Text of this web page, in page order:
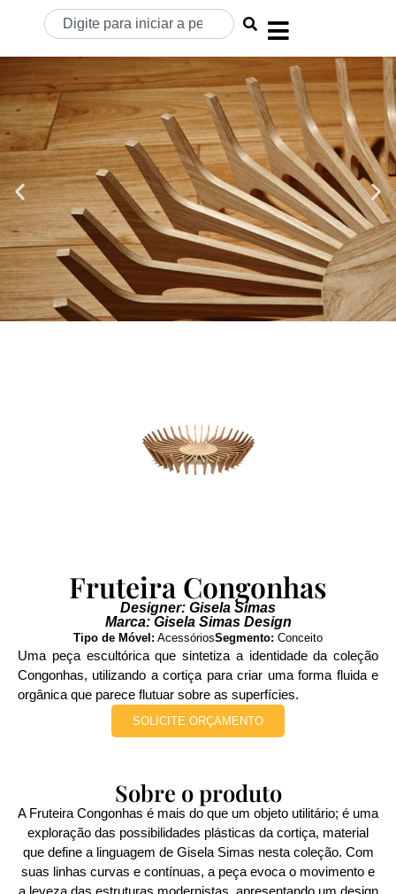
Fruteira Congonhas
Designer: Gisela Simas
Marca: Gisela Simas Design
Tipo de Móvel: AcessóriosSegmento: Conceito
Uma peça escultórica que sintetiza a identidade da coleção
Congonhas, utilizando a cortiça para criar uma forma fluida e
orgânica que parece flutuar sobre as superfícies.
SOLICITE ORÇAMENTO
Sobre o produto
A Fruteira Congonhas é mais do que um objeto utilitário; é uma
exploração das possibilidades plásticas da cortiça, material
que define a linguagem de Gisela Simas nesta coleção. Com
suas linhas curvas e contínuas, a peça evoca o movimento e
a leveza das estruturas modernistas, apresentando um design